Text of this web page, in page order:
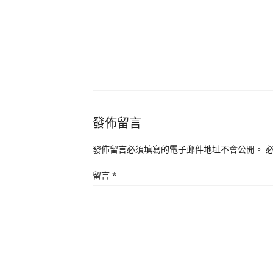
發佈留言
發佈留言必須填寫的電子郵件地址不會公開。
留言 *